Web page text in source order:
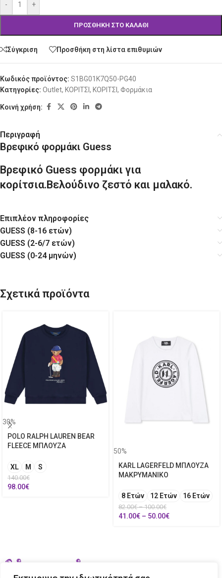
- +
ΠΡΟΣΘΉΚΗ ΣΤΟ ΚΑΛΆΘΙ
Σύγκριση Προσθήκη στη λίστα επιθυμιών
Κωδικός προϊόντος: S1BG01K7Q50-PG40
Κατηγορίες: Outlet, ΚΟΡΙΤΣΙ , ΚΟΡΙΤΣΙ , Φορμάκια
Κοινή χρήση:
Περιγραφή
Βρεφικό φορμάκι Guess
Βρεφικό Guess φορμάκι για
κορίτσια.Βελούδινο ζεστό και μαλακό.
Επιπλέον πληροφορίες
GUESS (8-16 ετών)
GUESS (2-6/7 ετών)
GUESS (0-24 μηνών)
Σχετικά προϊόντα
30%
POLO RALPH LAUREN BEAR
FLEECE ΜΠΛΟΥΖΑ
XL M S
140.00€
98.00€
50%
KARL LAGERFELD ΜΠΛΟΥΖΑ
ΜΑΚΡΥΜΑΝΙΚΟ
8 Ετών 12 Ετών 16 Ετών
82.00€ – 100.00€
41.00€ – 50.00€